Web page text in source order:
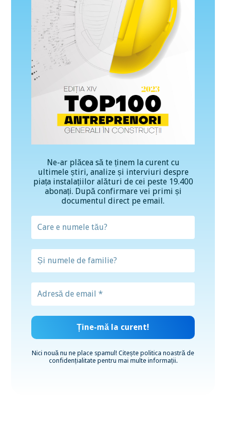
Ne-ar plăcea să te ținem la curent cu
ultimele știri, analize și interviuri despre
piața instalațiilor alături de cei peste 19.400
abonați. După confirmare vei primi și
documentul direct pe email.
Nici nouă nu ne place spamul! Citește politica noastră de
confidențialitatepentru mai multe informații.